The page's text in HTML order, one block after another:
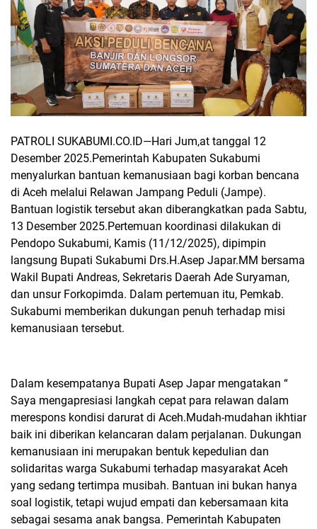
PATROLI SUKABUMI.CO.ID—Hari Jum,at tanggal 12
Desember 2025.Pemerintah Kabupaten Sukabumi
menyalurkan bantuan kemanusiaan bagi korban bencana
di Aceh melalui Relawan Jampang Peduli (Jampe).
Bantuan logistik tersebut akan diberangkatkan pada Sabtu,
13 Desember 2025.Pertemuan koordinasi dilakukan di
Pendopo Sukabumi, Kamis (11/12/2025), dipimpin
langsung Bupati Sukabumi Drs.H.Asep Japar.MM bersama
Wakil Bupati Andreas, Sekretaris Daerah Ade Suryaman,
dan unsur Forkopimda. Dalam pertemuan itu, Pemkab.
Sukabumi memberikan dukungan penuh terhadap misi
kemanusiaan tersebut.
Dalam kesempatanya Bupati Asep Japar mengatakan “
Saya mengapresiasi langkah cepat para relawan dalam
merespons kondisi darurat di Aceh.Mudah-mudahan ikhtiar
baik ini diberikan kelancaran dalam perjalanan. Dukungan
kemanusiaan ini merupakan bentuk kepedulian dan
solidaritas warga Sukabumi terhadap masyarakat Aceh
yang sedang tertimpa musibah. Bantuan ini bukan hanya
soal logistik, tetapi wujud empati dan kebersamaan kita
sebagai sesama anak bangsa. Pemerintah Kabupaten